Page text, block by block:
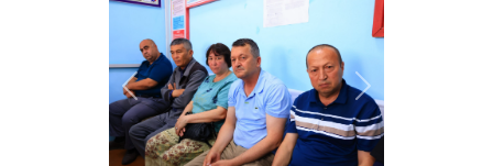
Previous Next